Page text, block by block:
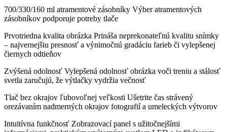
700/330/160 ml atramentové zásobníky Výber atramentových
zásobníkov podporuje potreby tlače
Prvotriedna kvalita obrázka Prináša neprekonateľnú kvalitu snímky
– najvernejšiu presnosť a výnimočnú gradáciu farieb či vylepšenej
čiernych odtieňov
Zvýšená odolnosť Vylepšená odolnosť obrázka voči treniu a stálosť
svetla zaručujú, že výtlačky vydržia večnosť
Tlač bez okrajov ľubovoľnej veľkosti Ušetrite čas strávený
orezávaním nadmerných okrajov fotografií a umeleckých výtvorov
Intuitívna funkčnosť Zobrazovací panel s užitočnejšími